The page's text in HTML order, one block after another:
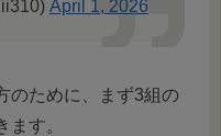
April 1, 2026
のために、まず3組の
す。